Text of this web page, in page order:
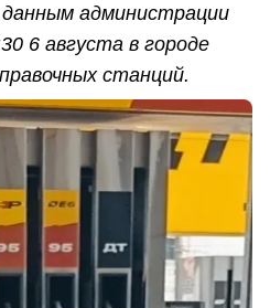
администрации
6 августа в городе
станций.